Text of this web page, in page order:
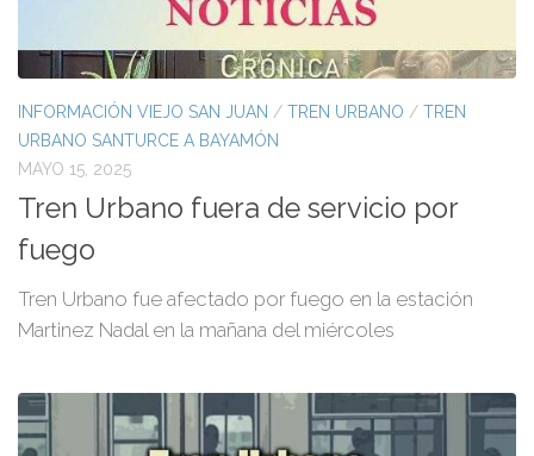
INFORMACIÓN VIEJO SAN JUAN / TREN URBANO / TREN
URBANO SANTURCE A BAYAMÓN
MAYO 15, 2025
Tren Urbano fuera de servicio por
fuego
Tren Urbano fue afectado por fuego en la estación
Martinez Nadal en la mañana del miércoles